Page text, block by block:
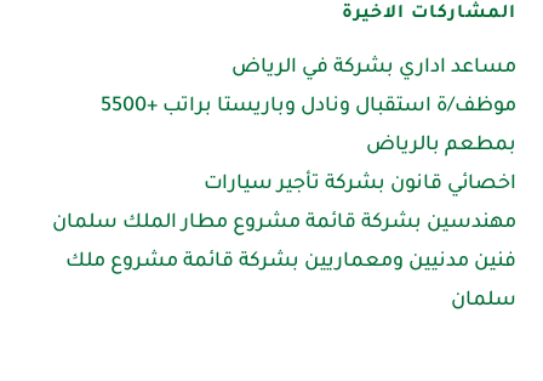
المشاركات الاخيرة
مساعد اداري بشركة في الرياض
موظف/ة استقبال ونادل وباريستا براتب +5500
بمطعم بالرياض
اخصائي قانون بشركة تأجير سيارات
مهندسين بشركة قائمة مشروع مطار الملك سلمان
فنين مدنيين ومعماريين بشركة قائمة مشروع ملك
سلمان